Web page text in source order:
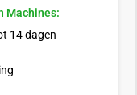
Machines:
14 dagen